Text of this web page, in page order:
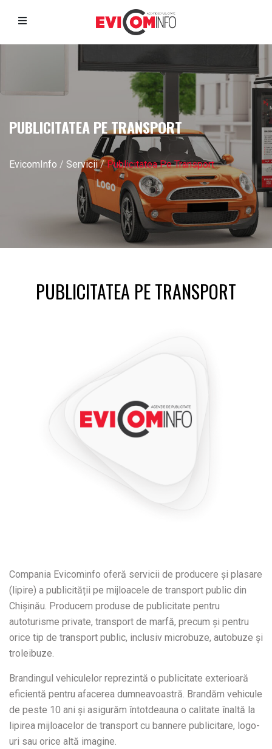
PUBLICITATEA PE TRANSPORT
EvicomInfo / Servicii/Publicitatea Pe Transport
PUBLICITATEA PE TRANSPORT
Compania Evicominfo oferă servicii de producere și plasare
(lipire) a publicității pe mijloacele de transport public din
Chișinău. Producem produse de publicitate pentru
autoturisme private, transport de marfă, precum și pentru
orice tip de transport public, inclusiv microbuze, autobuze și
troleibuze.
Brandingul vehiculelor reprezintă o publicitate exterioară
eficientă pentru afacerea dumneavoastră. Brandăm vehicule
de peste 10 ani și asigurăm întotdeauna o calitate înaltă la
lipirea mijloacelor de transport cu bannere publicitare, logo-
uri sau orice altă imagine.